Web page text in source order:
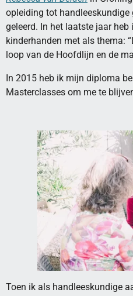
opleiding tot handleeskundige
geleerd. In het laatste jaar
kinderhanden met als thema:
loop van de Hoofdlijn en de
In 2015 heb ik mijn diploma
Masterclasses om me te
Toen ik als handleeskundige